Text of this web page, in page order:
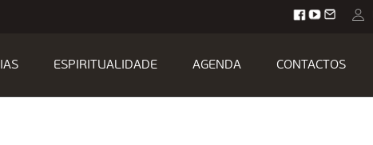
ESPIRITUALIDADE AGENDA CONTACTOS